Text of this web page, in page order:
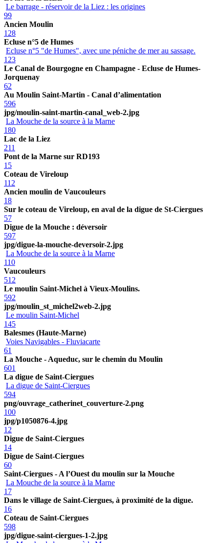
Le barrage - réservoir de la Liez : les origines
99
Ancien Moulin
128
Ecluse n°5 de Humes
Ecluse n°5 "de Humes", avec une péniche de mer au sassage.
123
Le Canal de Bourgogne en Champagne - Ecluse de Humes-
Jorquenay
62
Au Moulin Saint-Martin - Canal d’alimentation
596
jpg/moulin-saint-martin-canal_web-2.jpg
La Mouche de la source à la Marne
180
Lac de la Liez
211
Pont de la Marne sur RD193
15
Coteau de Vireloup
112
Ancien moulin de Vaucouleurs
18
Sur le coteau de Vireloup, en aval de la digue de St-Ciergues
57
Digue de la Mouche : déversoir
597
jpg/digue-la-mouche-deversoir-2.jpg
La Mouche de la source à la Marne
110
Vaucouleurs
512
Le moulin Saint-Michel à Vieux-Moulins.
592
jpg/moulin_st_michel2web-2.jpg
Le moulin Saint-Michel
145
Balesmes (Haute-Marne)
Voies Navigables - Fluviacarte
61
La Mouche - Aqueduc, sur le chemin du Moulin
601
La digue de Saint-Ciergues
La digue de Saint-Ciergues
594
png/ouvrage_catherinet_couverture-2.png
100
jpg/p1050876-4.jpg
12
Digue de Saint-Ciergues
14
Digue de Saint-Ciergues
60
Saint-Ciergues - A l’Ouest du moulin sur la Mouche
La Mouche de la source à la Marne
17
Dans le village de Saint-Ciergues, à proximité de la digue.
16
Coteau de Saint-Ciergues
598
jpg/digue-saint-ciergues-1-2.jpg